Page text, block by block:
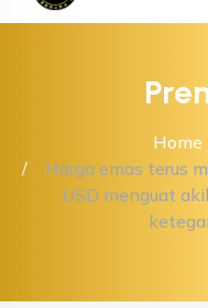
Home
Harga emas terus
USD menguat